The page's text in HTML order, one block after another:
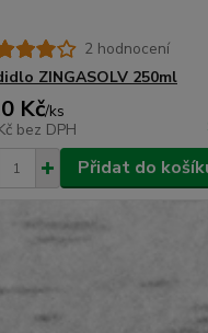
2 hodnocení
ZINGASOLV 250ml
Kč/ks
bez DPH
Přidat do